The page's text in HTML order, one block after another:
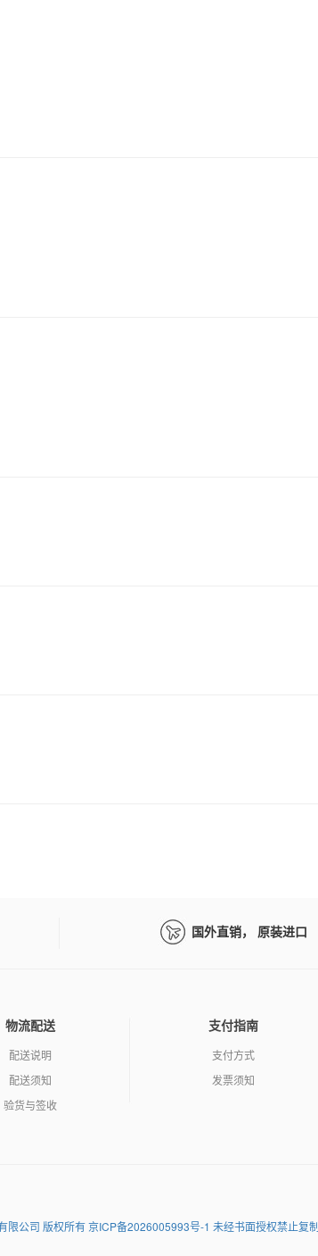
国外直销， 原装进口
物流配送
配送说明
配送须知
验货与签收
支付指南
支付方式
发票须知
限公司 版权所有 京ICP备2026005993号-1 未经书面授权禁止复